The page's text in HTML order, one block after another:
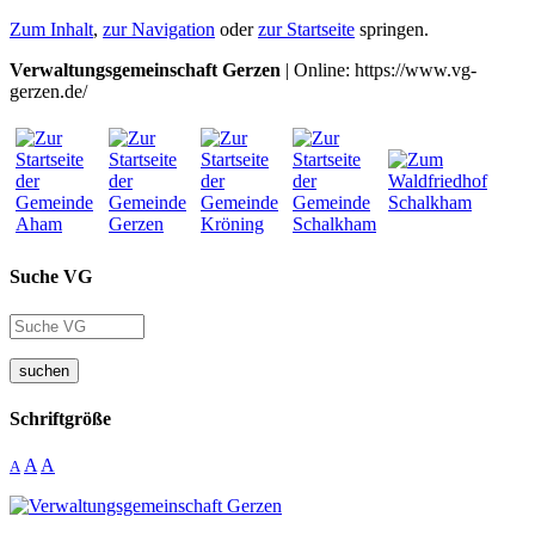
Zum Inhalt, zur Navigation oderzur Startseite springen.
Verwaltungsgemeinschaft Gerzen | Online: https://www.vg-
gerzen.de/
Suche VG
suchen
Schriftgröße
A A A